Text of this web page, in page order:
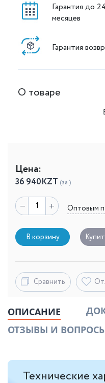
Гарантия до
месяцев
Гарантия
О товаре
Цена:
36 940KZT (за )
Оптовым
В корзину
Сравнить
ОПИСАНИЕ
ОТЗЫВЫ И
Технические